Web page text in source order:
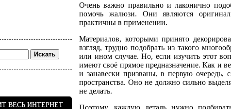
Искать
ВЕСЬ ИНТЕРНЕТ
Очень важно правильно и лаконично
помочь жалюзи. Они являются
практичны в применении.
Материалов, которыми принято
взгляд, трудно подобрать из такого
или ином случае. Но, если изучить этот
имеют своё прямое предназначение. Как и
и занавески призваны, в первую очередь,
пространства. Оно не должно сильно
не делать.
Поэтому, каждую деталь нужно